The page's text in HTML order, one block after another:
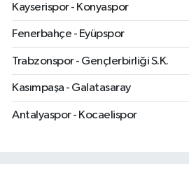
Kayserispor - Konyaspor
Fenerbahçe - Eyüpspor
Trabzonspor - Gençlerbirliği S.K.
Kasımpaşa - Galatasaray
Antalyaspor - Kocaelispor